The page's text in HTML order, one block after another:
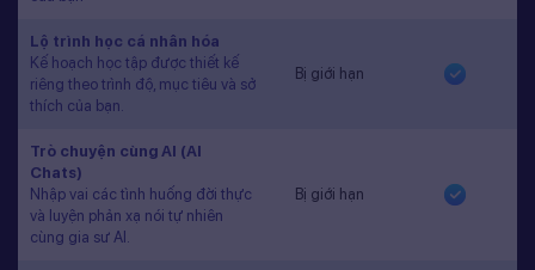
Lộ trình học cá nhân hóa
Kế hoạch học tập được thiết kế
riêng theo trình độ, mục tiêu và sở
thích của bạn.
Bị giới hạn
Trò chuyện cùng AI (AI
Chats)
Nhập vai các tình huống đời thực
và luyện phản xạ nói tự nhiên
cùng gia sư AI.
Bị giới hạn